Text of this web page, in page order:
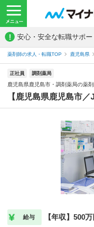
! 安心・安全な転職サポー
薬剤師の求人・転職TOP 鹿児島県
正社員 調剤薬局
鹿児島県鹿児島市・調剤薬局の薬
【鹿児島県鹿児島市
給与 【年収】500